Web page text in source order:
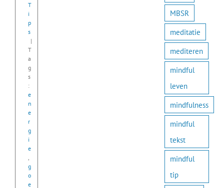
T
i
p
s
|
T
a
g
s
:
e
n
e
r
g
i
e
g
o
e
MBSR
meditatie
mediteren
mindful
leven
mindfulness
mindful
tekst
mindful
tip